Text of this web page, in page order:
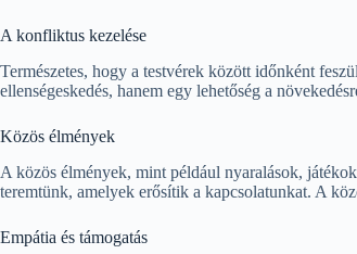
A konfliktus kezelése
Természetes, hogy a testvérek között időnként
ellenségeskedés, hanem egy lehetőség a
Közös élmények
A közös élmények, mint például nyaralások,
teremtünk, amelyek erősítik a kapcsolatunkat. A
Empátia és támogatás